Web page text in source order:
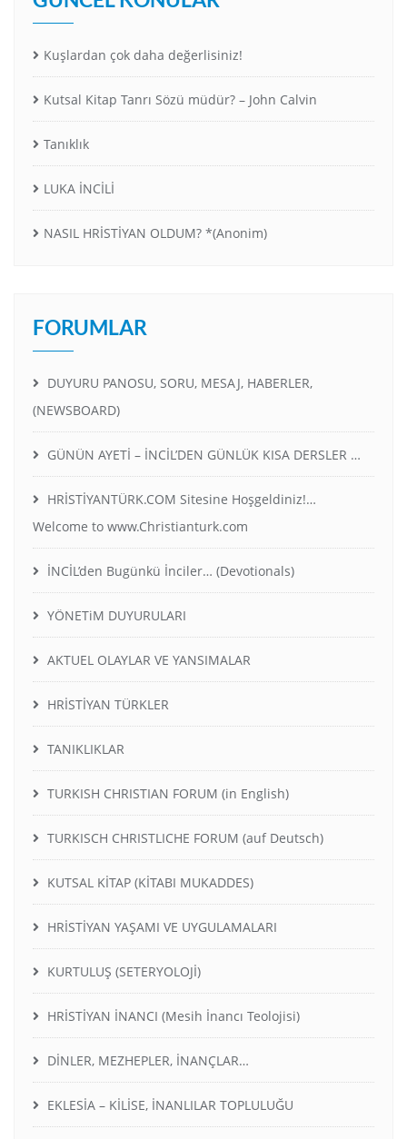
Kuşlardan çok daha değerlisiniz!
Kutsal Kitap Tanrı Sözü müdür? – John Calvin
Tanıklık
LUKA İNCİLİ
NASIL HRİSTİYAN OLDUM? *(Anonim)
FORUMLAR
DUYURU PANOSU, SORU, MESAJ, HABERLER,
(NEWSBOARD)
GÜNÜN AYETİ – İNCİL’DEN GÜNLÜK KISA DERSLER …
HRİSTİYANTÜRK.COM Sitesine Hoşgeldiniz!…
Welcome to www.Christianturk.com
İNCİL’den Bugünkü İnciler… (Devotionals)
YÖNETiM DUYURULARI
AKTUEL OLAYLAR VE YANSIMALAR
HRİSTİYAN TÜRKLER
TANIKLIKLAR
TURKISH CHRISTIAN FORUM (in English)
TURKISCH CHRISTLICHE FORUM (auf Deutsch)
KUTSAL KİTAP (KİTABI MUKADDES)
HRİSTİYAN YAŞAMI VE UYGULAMALARI
KURTULUŞ (SETERYOLOJİ)
HRİSTİYAN İNANCI (Mesih İnancı Teolojisi)
DİNLER, MEZHEPLER, İNANÇLAR…
EKLESİA – KİLİSE, İNANLILAR TOPLULUĞU